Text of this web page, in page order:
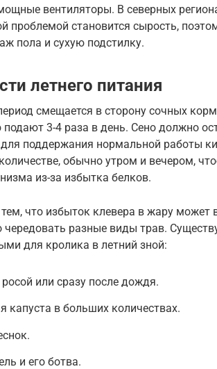
вентиляторы. В северных
проблемой становится сырость,
пола и сухую подстилку.
летнего питания
смещается в сторону сочных
3-4 раза в день. Сено должно
для поддержания нормальной работы
обычно утром и вечером,
из-за избытка белков.
тем, что избыток клевера в жару может
разные виды трав.
для кролика в летний зной:
или сразу после дождя.
капуста в больших количествах.
и его ботва.